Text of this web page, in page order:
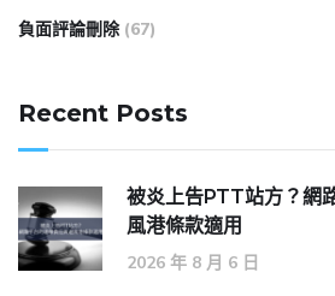
負面評論刪除 (67)
Recent Posts
被炎上告PTT站方？網
風港條款適用
2026 年 8 月 6 日